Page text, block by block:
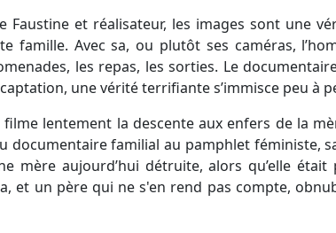
Faustine et réalisateur, les images sont une
famille. Avec sa, ou plutôt ses caméras,
les repas, les sorties. Le
une vérité terrifiante s’immisce peu à
lentement la descente aux enfers de la
documentaire familial au pamphlet féministe,
mère aujourd’hui détruite, alors qu’elle
et un père qui ne s'en rend pas compte,